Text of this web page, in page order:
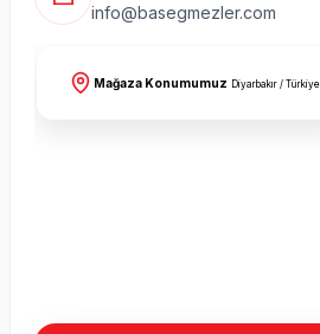
info@basegmezler.com
Mağaza Konumumuz Diyarbakır / Türkiye